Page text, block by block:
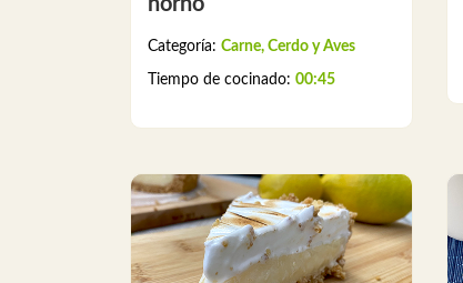
horno
Categoría: Carne, Cerdo y Aves
Tiempo de cocinado: 00:45